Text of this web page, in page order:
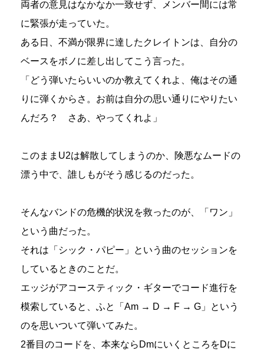
両者の意見はなかなか一致せず、メンバー間には常
に緊張が走っていた。
ある日、不満が限界に達したクレイトンは、自分の
ベースをボノに差し出してこう言った。
「どう弾いたらいいのか教えてくれよ、俺はその通
りに弾くからさ。お前は自分の思い通りにやりたい
んだろ？ さあ、やってくれよ」
このままU2は解散してしまうのか、険悪なムードの
漂う中で、誰しもがそう感じるのだった。
そんなバンドの危機的状況を救ったのが、「ワン」
という曲だった。
それは「シック・パピー」という曲のセッションを
しているときのことだ。
エッジがアコースティック・ギターでコード進行を
模索していると、ふと「Am → D → F → G」という
のを思いついて弾いてみた。
2番目のコードを、本来ならDmにいくところをDに